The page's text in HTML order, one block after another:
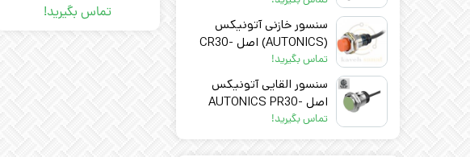
تماس بگیرید!
سنسور خازنی آتونیکس
(AUTONICS) اصل CR30-
15DN2
تماس بگیرید!
سنسور القایی آتونیکس
اصل AUTONICS PR30-
10DN
تماس بگیرید!